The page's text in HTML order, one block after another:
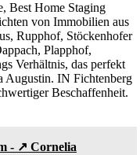
Best Home Staging
von Immobilien aus
Rupphof, Stöckenhofer
Plapphof,
Verhältnis, das perfekt
Augustin. IN Fichtenberg
Beschaffenheit.
- ↗️ Cornelia